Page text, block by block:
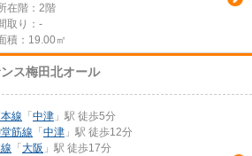
在階：2階
取り：-
積：19.00㎡
ス梅田北オール
線 「 中津 」駅 徒歩5分
筋線 「 中津 」駅 徒歩12分
「 大阪 」駅 徒歩17分